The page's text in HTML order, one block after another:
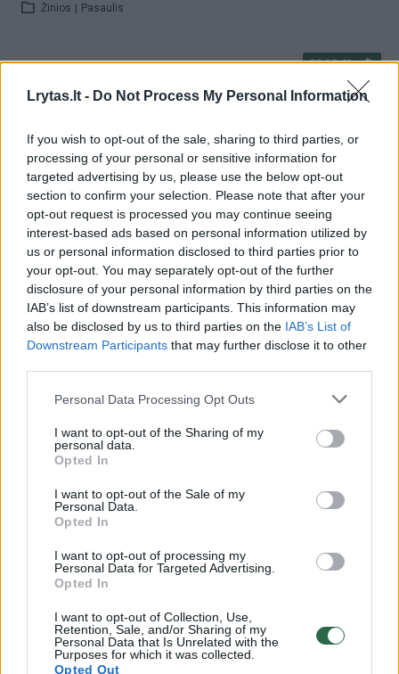
Lrytas.lt - Do Not Process My Personal Information
If you wish to opt-out of the sale, sharing to third parties, or
processing of your personal or sensitive information for
targeted advertising by us, please use the below opt-out
section to confirm your selection. Please note that after your
opt-out request is processed you may continue seeing
interest-based ads based on personal information utilized by
us or personal information disclosed to third parties prior to
your opt-out. You may separately opt-out of the further
disclosure of your personal information by third parties on the
IAB’s list of downstream participants. This information may
also be disclosed by us to third parties on the IAB’s List of
Downstream Participants that may further disclose it to other
Personal Data Processing Opt Outs
I want to opt-out of the Sharing of my
personal data.
Opted In
I want to opt-out of the Sale of my
Personal Data.
Opted In
I want to opt-out of processing my
Personal Data for Targeted Advertising.
Opted In
I want to opt-out of Collection, Use,
Retention, Sale, and/or Sharing of my
Personal Data that Is Unrelated with the
Purposes for which it was collected.
Opted Out
Žinios Pasaulis
00:03:41
Vilniuje: atskleidė populiariausią paruošimo būdą
Visi įrašai
Žiūrimiausi įrašai
00:00:49
Pateikė daugiau detalių apie iš tėvų paimtus šešis
vaikus: jiems kilusi grėsmė
00:00:30
Vaizdai iš tragiškos avarijos Vilniaus r.: dviejų moterų ir
vaiko gyvybių išgelbėti nepavyko
Žinios | Lietuvos diena
Nufilmavo, kaip patvino Vilniaus Vakarinis aplinkkelis:
vaizdas pribloškia
„Pagarba pirmajai premjerei“: pasidalijo jautriais